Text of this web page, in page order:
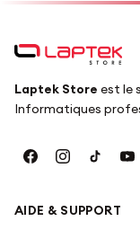
Laptek Store est le
Informatiques
AIDE & SUPPORT